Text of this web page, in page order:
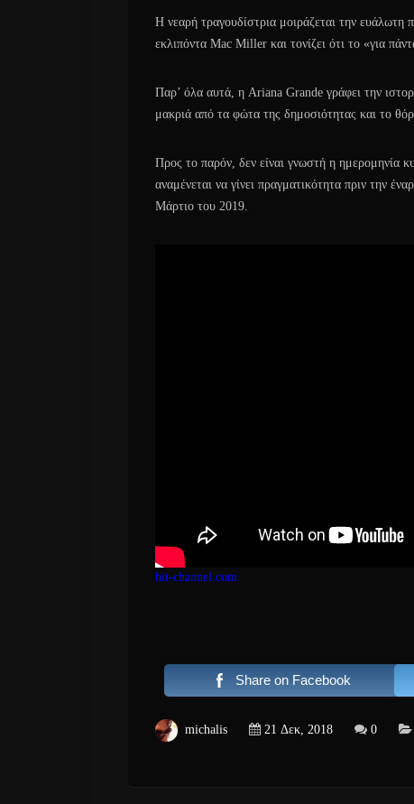
Η νεαρή τραγουδίστρια μοιράζεται την
εκλιπόντα Mac Miller και τονίζει ότι το «για
Παρ’ όλα αυτά, η Ariana Grande γράφει την
μακριά από τα φώτα της δημοσιότητας και το
Προς το παρόν, δεν είναι γνωστή η
αναμένεται να γίνει πραγματικότητα πριν την
Μάρτιο του 2019.
hit-channel.com
Share on Facebook
michalis 21 Δεκ, 2018 0